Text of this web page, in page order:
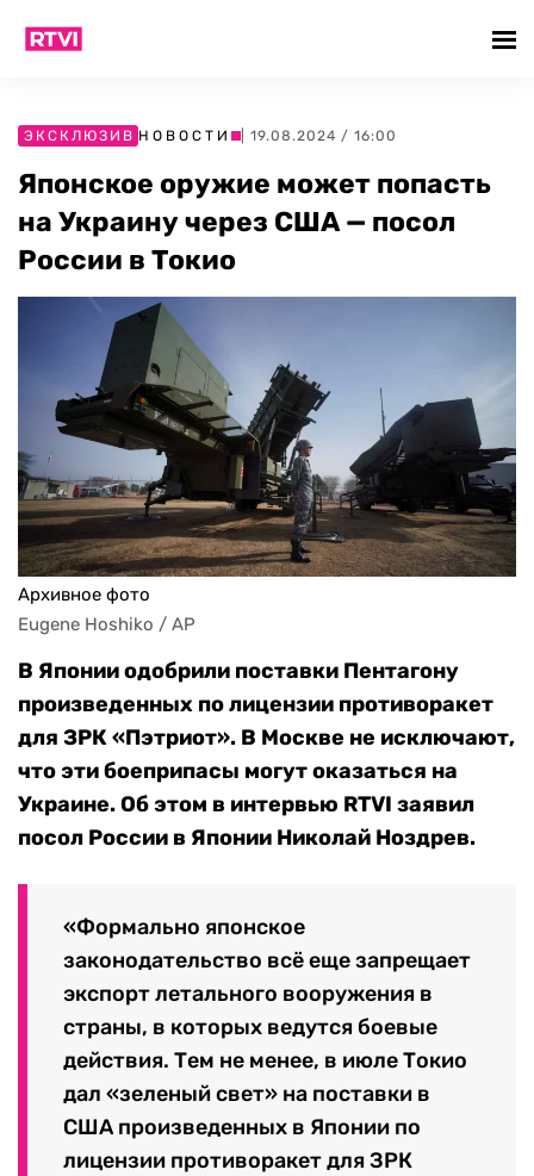
ЭКСКЛЮЗИВ НОВОСТИ | 19.08.2024 / 16:00
Японское оружие может попасть
на Украину через США — посол
России в Токио
Архивное фото
Eugene Hoshiko / AP
В Японии одобрили поставки Пентагону
произведенных по лицензии противоракет
для ЗРК «Пэтриот». В Москве не исключают,
что эти боеприпасы могут оказаться на
Украине. Об этом в интервью RTVI заявил
посол России в Японии Николай Ноздрев.
«Формально японское
законодательство всё еще запрещает
экспорт летального вооружения в
страны, в которых ведутся боевые
действия. Тем не менее, в июле Токио
дал «зеленый свет» на поставки в
США произведенных в Японии по
лицензии противоракет для ЗРК